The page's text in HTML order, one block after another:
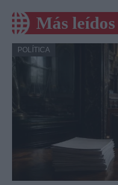
Más leídos
POLÍTICA